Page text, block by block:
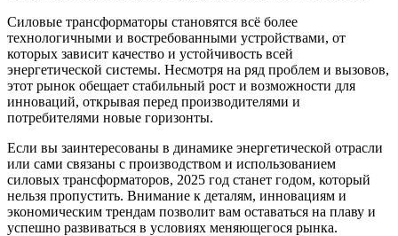
Силовые трансформаторы становятся всё более
технологичными и востребованными устройствами, от
которых зависит качество и устойчивость всей
энергетической системы. Несмотря на ряд проблем и вызовов,
этот рынок обещает стабильный рост и возможности для
инноваций, открывая перед производителями и
потребителями новые горизонты.
Если вы заинтересованы в динамике энергетической отрасли
или сами связаны с производством и использованием
силовых трансформаторов, 2025 год станет годом, который
нельзя пропустить. Внимание к деталям, инновациям и
экономическим трендам позволит вам оставаться на плаву и
успешно развиваться в условиях меняющегося рынка.